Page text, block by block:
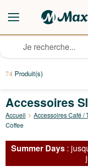
Accessoires
Accueil Accessoires Café /
Coffee
Summer Days :
74 Produit(s)